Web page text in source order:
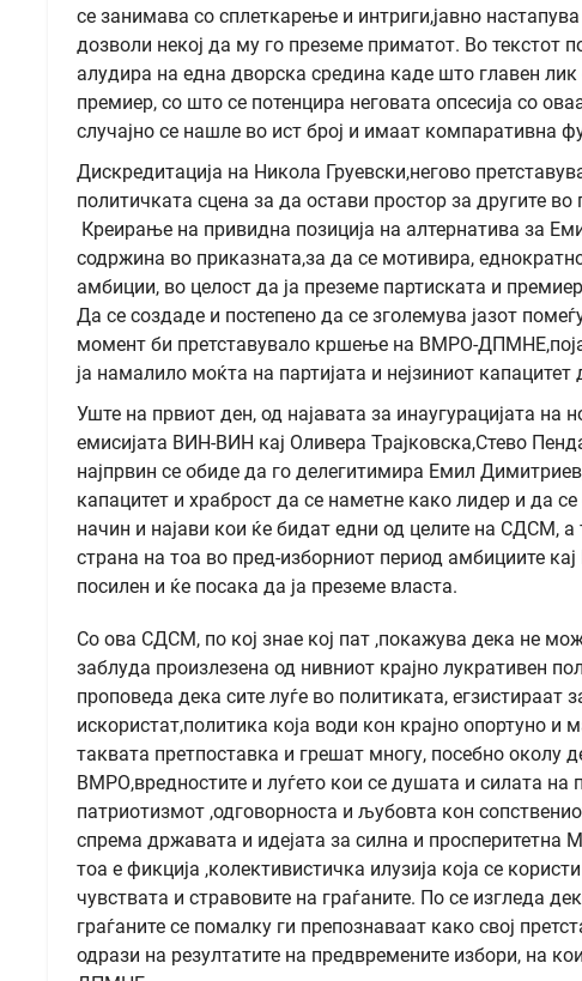
се занимава со сплеткарење и интриги,јавно
дозволи некој да му го преземе приматот. Во текстот
алудира на една дворска средина каде што главен
премиер, со што се потенцира неговата опсесија со
случајно се нашле во ист број и имаат компаративна
Дискредитација на Никола Груевски,негово
политичката сцена за да остави простор за другите во
Креирање на привидна позиција на алтернатива за
содржина во приказната,за да се мотивира,
амбиции, во целост да ја преземе партиската и
Да се создаде и постепено да се зголемува јазот
момент би претставувало кршење на ВМРО-
ја намалило моќта на партијата и нејзиниот
Уште на првиот ден, од најавата за инаугурацијата
емисијата ВИН-ВИН кај Оливера Трајковска,Стево
најпрвин се обиде да го делегитимира Емил
капацитет и храброст да се наметне како лидер и да
начин и најави кои ќе бидат едни од целите на СДСМ,
страна на тоа во пред-изборниот период амбициите
посилен и ќе посака да ја преземе власта.
Со ова СДСМ, по кој знае кој пат ,покажува дека не
заблуда произлезена од нивниот крајно лукративен
проповеда дека сите луѓе во политиката, егзистираат
искористат,политика која води кон крајно опортуно и
таквата претпоставка и грешат многу, посебно
ВМРО,вредностите и луѓето кои се душата и силата
патриотизмот ,одговорноста и љубовта кон
спрема државата и идејата за силна и просперитетна
тоа е фикција ,колективистичка илузија која се
чувствата и стравовите на граѓаните. По се изгледа
граѓаните се помалку ги препознаваат како свој
одрази на резултатите на предвремените избори, на